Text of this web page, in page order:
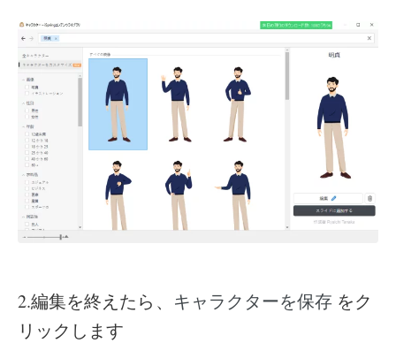
2.編集を終えたら、 キャラクターを保存 をク
リックします